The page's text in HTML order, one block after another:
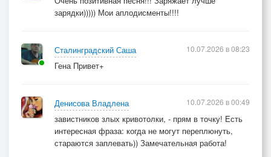
зарядки))))) Мои аплодисменты!!!!
Сталинградский Саша
Гена Привет+
10.07.2026 в 08:23
Денисова Владлена
завистников злых кривотолки, - прям в точку! Есть
интересная фраза: когда не могут переплюнуть,
стараются заплевать)) Замечательная работа!
10.07.2026 в 00:49